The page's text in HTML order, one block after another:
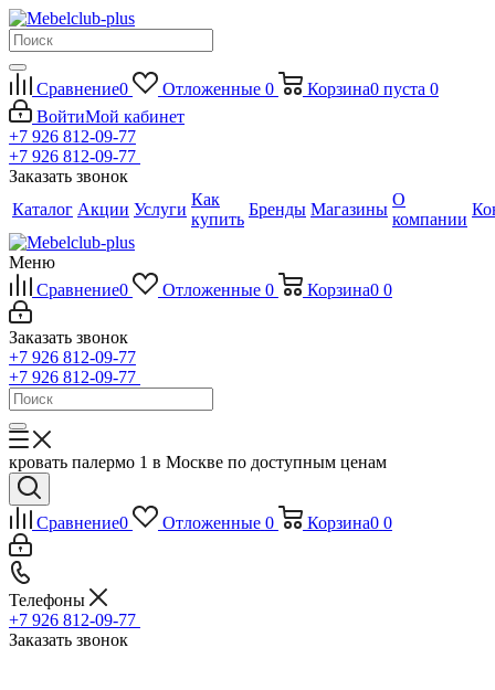
Сравнение0 Отложенные 0 Корзина0 пуста 0
ВойтиМой кабинет
+7 926 812-09-77
+7 926 812-09-77
Заказать звонок
Каталог Акции Услуги
Как
купить
Бренды Магазины
О
компании
Меню
Сравнение0 Отложенные 0 Корзина0 0
Заказать звонок
+7 926 812-09-77
+7 926 812-09-77
кровать палермо 1 в Москве по доступным ценам
Сравнение0 Отложенные 0 Корзина0 0
Телефоны
+7 926 812-09-77
Заказать звонок